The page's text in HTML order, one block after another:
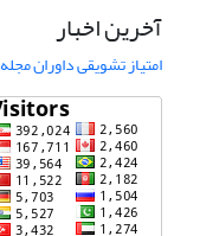
آخرین اخبار
امتیاز تشویقی داوران مجله